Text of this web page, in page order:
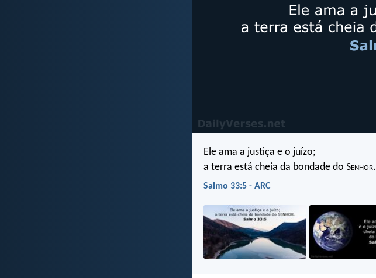
Ele ama a justiça e o juízo;
a terra está cheia da bondade do Senhor.
Salmo 33:5 - ARC